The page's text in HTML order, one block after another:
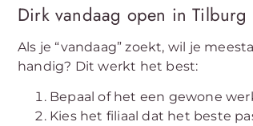
Dirk vandaag open in Tilburg
Als je “vandaag” zoekt, wil je
handig? Dit werkt het best:
Bepaal of het een gewone
Kies het filiaal dat het beste